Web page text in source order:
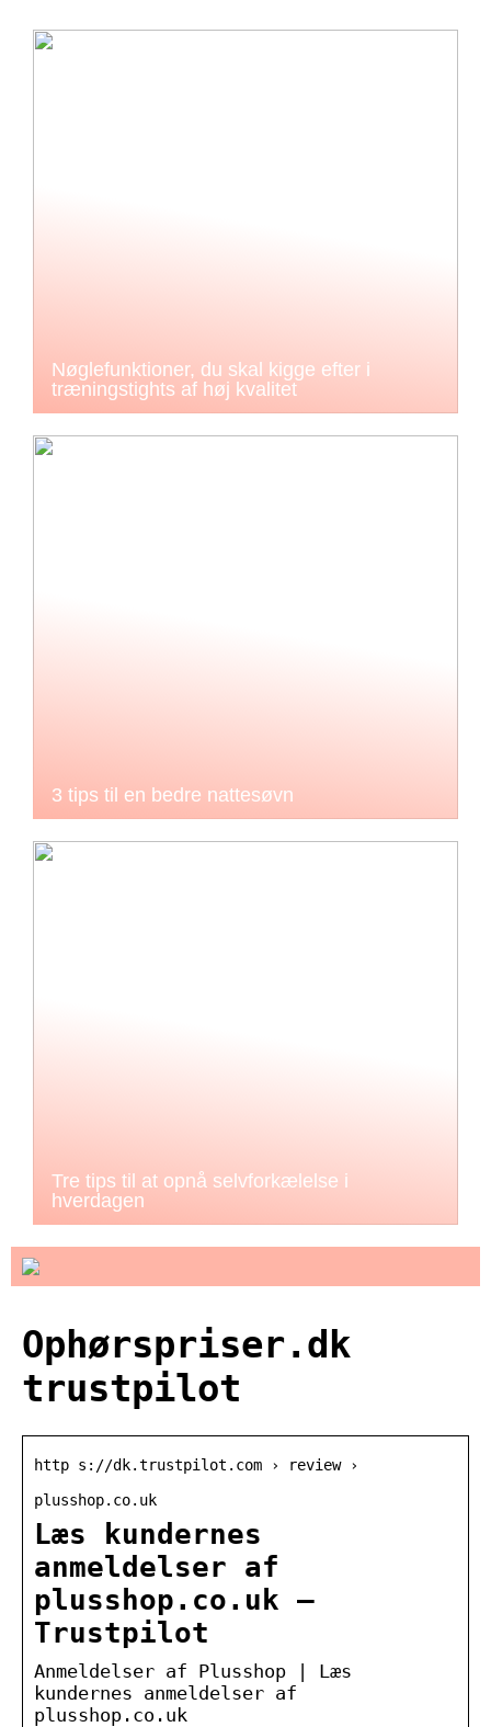
Nøglefunktioner, du skal kigge efter i
træningstights af høj kvalitet
3 tips til en bedre nattesøvn
Tre tips til at opnå selvforkælelse i
hverdagen
Ophørspriser.dk
trustpilot
http s://dk.trustpilot.com › review ›
plusshop.co.uk
Læs kundernes
anmeldelser af
plusshop.co.uk –
Trustpilot
Anmeldelser af Plusshop | Læs
kundernes anmeldelser af
plusshop.co.uk